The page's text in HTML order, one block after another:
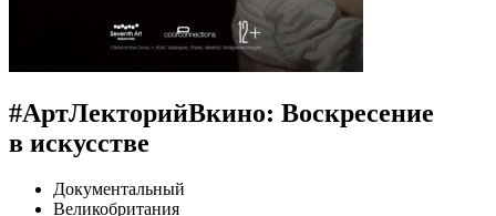
#АртЛекторийВкино: Воскресение
в искусстве
Документальный
Великобритания